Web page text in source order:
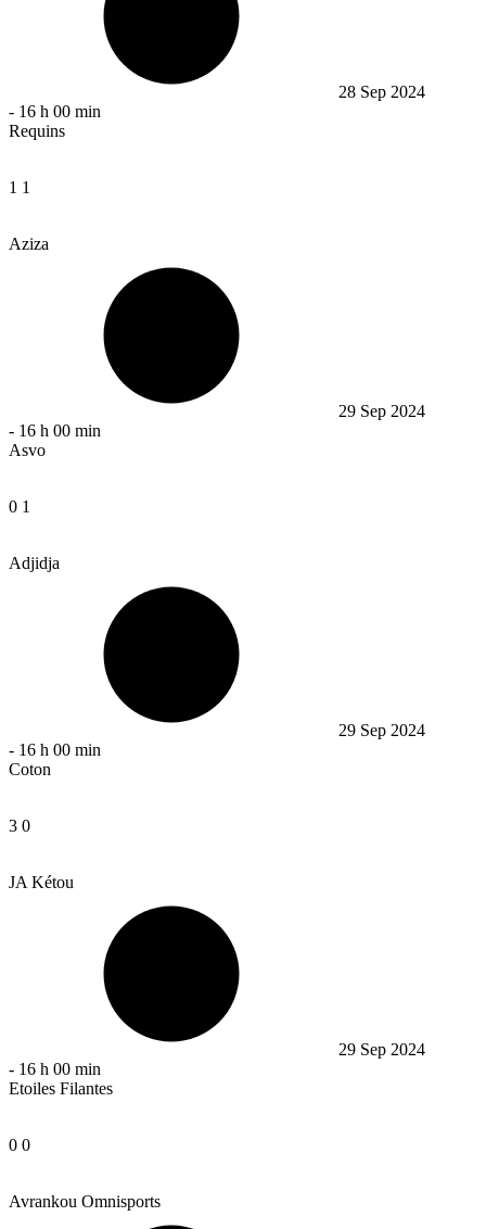
28 Sep 2024
- 16 h 00 min
Requins
1 1
Aziza
29 Sep 2024
- 16 h 00 min
Asvo
0 1
Adjidja
29 Sep 2024
- 16 h 00 min
Coton
3 0
JA Kétou
29 Sep 2024
- 16 h 00 min
Etoiles Filantes
0 0
Avrankou Omnisports